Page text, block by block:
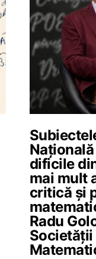
dificile
mai mult
critică și
Radu